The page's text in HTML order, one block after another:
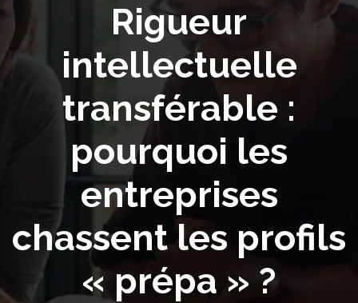
Rigueur
intellectuelle
transférable :
pourquoi les
entreprises
chassent les profils
« prépa » ?